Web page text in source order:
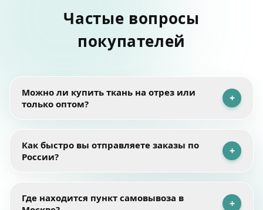
Частые вопросы
покупателей
Можно ли купить ткань на отрез или
только оптом?
+
покупателями. Ткань можно приобрести на отрез —
минимальное количество составляет
Как быстро вы отправляете заказы по
России?
+
нашем складе в Москве. После оплаты мы собираем,
Где находится пункт самовывоза в
+